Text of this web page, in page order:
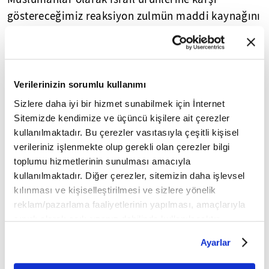
Verilerinizin sorumlu kullanımı
Sizlere daha iyi bir hizmet sunabilmek için İnternet
Sitemizde kendimize ve üçüncü kişilere ait çerezler
kullanılmaktadır. Bu çerezler vasıtasıyla çeşitli kişisel
verileriniz işlenmekte olup gerekli olan çerezler bilgi
toplumu hizmetlerinin sunulması amacıyla
kullanılmaktadır. Diğer çerezler, sitemizin daha işlevsel
kılınması ve kişiselleştirilmesi ve sizlere yönelik
reklam/pazarlama faaliyetlerinin yapılması, amaçlarıyla
sınırlı olarak açık rızanız dahilinde kullanılacaktır.
belirleyebilirsiniz. Çerezlere ilişkin detaylı bilgi için
Ayarlar butonuna tıklayabilir,Çerez Bilgilendirme
Ayarlar
göstereceğimiz reaksiyon zulmün maddi kaynağını
Aklımızdan çıkarmayalım!
Almadığımız her boykot ürünü sayesinde bir çocuk
hayatta kalabilir. İsrail ürünlerine yapacağımız
geniş katılımlı boykotla Filistin'deki katliamın
önüne geçebilir, İsrail'i silahsız bırakabiliriz.
💠
FİKRİYAT.COM SOSYAL MEDYADA!